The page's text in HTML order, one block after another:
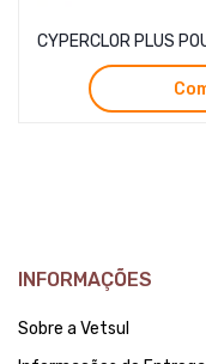
CYPERCLOR PLUS
INFORMAÇÕES
Sobre a Vetsul